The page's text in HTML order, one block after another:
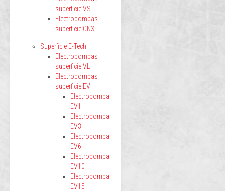
superficie VS
Electrobombas
superficie CNX
Superficie E-Tech
Electrobombas
superficie VL
Electrobombas
superficie EV
Electrobomba
EV1
Electrobomba
EV3
Electrobomba
EV6
Electrobomba
EV10
Electrobomba
EV15